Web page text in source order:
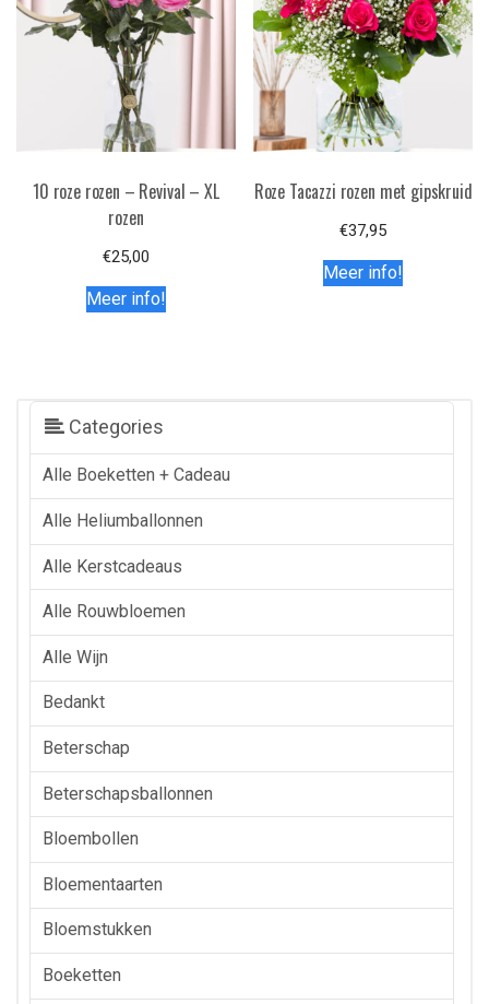
10 roze rozen – Revival – XL
rozen
€25,00
Meer info!
Roze Tacazzi rozen met gipskruid
€37,95
Meer info!
Categories
Alle Boeketten + Cadeau
Alle Heliumballonnen
Alle Kerstcadeaus
Alle Rouwbloemen
Alle Wijn
Bedankt
Beterschap
Beterschapsballonnen
Bloembollen
Bloementaarten
Bloemstukken
Boeketten